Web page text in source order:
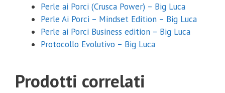
Perle ai Porci (Crusca Power) – Big Luca
Perle Ai Porci – Mindset Edition – Big Luca
Perle ai Porci Business edition – Big Luca
Protocollo Evolutivo – Big Luca
Prodotti correlati